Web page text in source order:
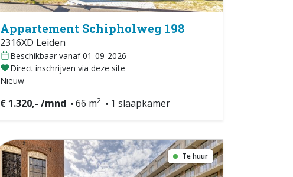
Appartement Schipholweg 198
2316XD Leiden
Beschikbaar vanaf 01-09-2026
Direct inschrijven via deze site
Nieuw
€ 1.320,- /mnd 66 m2 1 slaapkamer
Te huur